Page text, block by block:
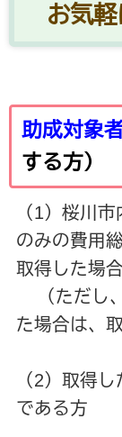
お気軽
助成対象
する方）
（1）桜川
のみの費用
取得した場
（ただし
た場合は、
（2）取得
である方